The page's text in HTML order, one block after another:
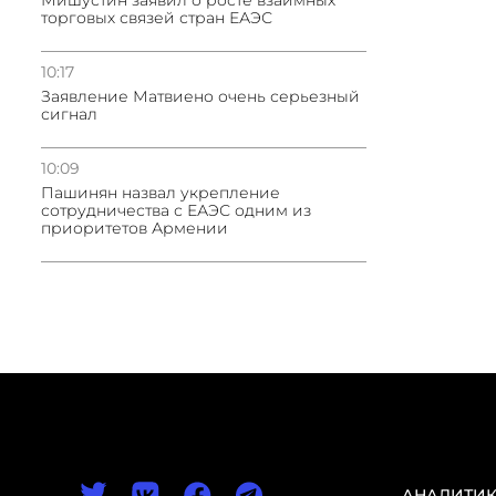
торговых связей стран ЕАЭС
10:17
Заявление Матвиено очень серьезный
сигнал
10:09
Пашинян назвал укрепление
сотрудничества с ЕАЭС одним из
приоритетов Армении